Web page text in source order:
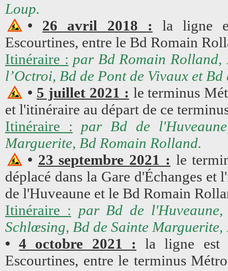
Loup.
• 26 avril 2018 : la ligne
Escourtines, entre le Bd Romain
Itinéraire : par Bd Romain Rolland,
l’Octroi, Bd de Pont de Vivaux et
• 5 juillet 2021 : le terminus
et l'itinéraire au départ de ce
Itinéraire :
par Bd de
Marguerite, Bd Romain Rolland.
• 23 septembre 2021 : le
déplacé dans la Gare d'Échanges
de l'Huveaune et le Bd Romain
Itinéraire : par Bd de l'Huveaune,
Schlœsing, Bd de Sainte
•4 octobre 2021 : la ligne est
Escourtines, entre le terminus